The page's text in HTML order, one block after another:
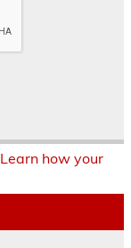
Learn how your